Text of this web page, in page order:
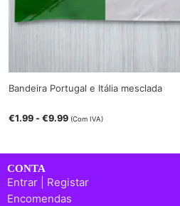
Bandeira Portugal e Itália mesclada
€1.99 -€9.99 (Com IVA)
CONTA
Entrar | Registar
Encomendas